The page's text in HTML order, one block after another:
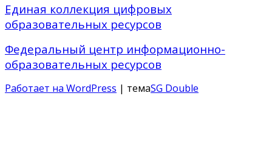
Единая коллекция цифровых
образовательных ресурсов
Федеральный центр информационно-
образовательных ресурсов
Работает на WordPress | темаSG Double